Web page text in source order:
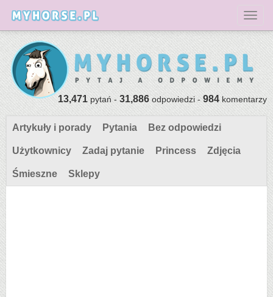
13,471pytań -31,886odpowiedzi -984komentarzy
Artykuły i porady Pytania Bez odpowiedzi
Użytkownicy Zadaj pytanie Princess Zdjęcia
Śmieszne Sklepy